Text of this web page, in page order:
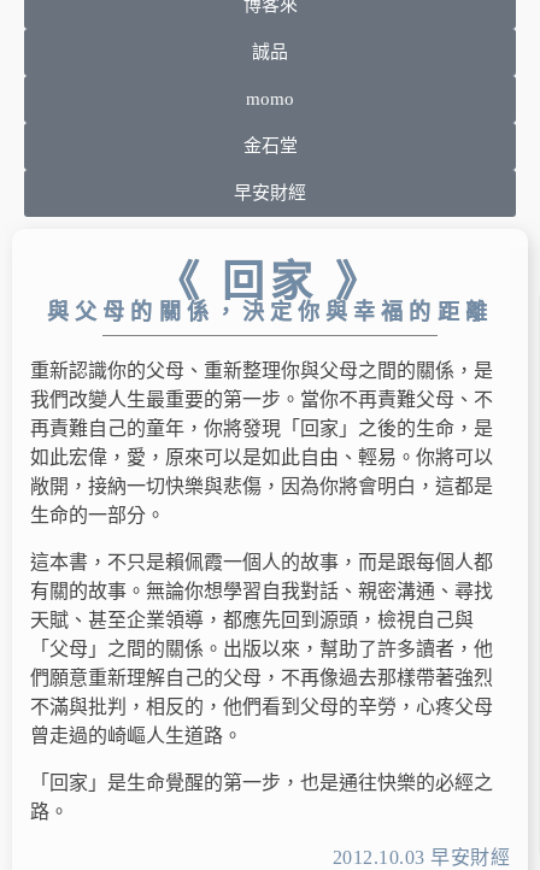
博客來
誠品
momo
金石堂
早安財經
《 回家 》
與父母的關係，決定你與幸福的距離
重新認識你的父母、重新整理你與父母之間的關係，是
我們改變人生最重要的第一步。當你不再責難父母、不
再責難自己的童年，你將發現「回家」之後的生命，是
如此宏偉，愛，原來可以是如此自由、輕易。你將可以
敞開，接納一切快樂與悲傷，因為你將會明白，這都是
生命的一部分。
這本書，不只是賴佩霞一個人的故事，而是跟每個人都
有關的故事。無論你想學習自我對話、親密溝通、尋找
天賦、甚至企業領導，都應先回到源頭，檢視自己與
「父母」之間的關係。出版以來，幫助了許多讀者，他
們願意重新理解自己的父母，不再像過去那樣帶著強烈
不滿與批判，相反的，他們看到父母的辛勞，心疼父母
曾走過的崎嶇人生道路。
「回家」是生命覺醒的第一步，也是通往快樂的必經之
路。
2012.10.03 早安財經